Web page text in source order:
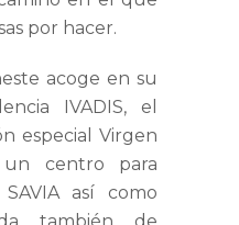
por hacer.
acoge en su
IVADIS, el
especial Virgen
un centro para
así como